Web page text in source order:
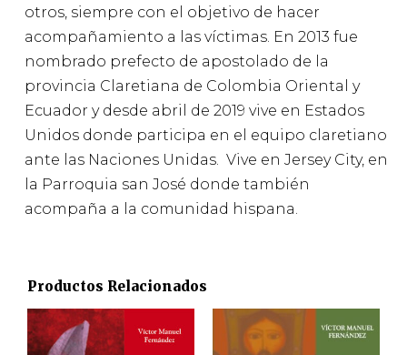
otros, siempre con el objetivo de hacer
acompañamiento a las víctimas. En 2013 fue
nombrado prefecto de apostolado de la
provincia Claretiana de Colombia Oriental y
Ecuador y desde abril de 2019 vive en Estados
Unidos donde participa en el equipo claretiano
ante las Naciones Unidas. Vive en Jersey City, en
la Parroquia san José donde también
acompaña a la comunidad hispana.
Productos Relacionados